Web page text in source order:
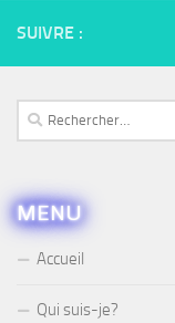
SUIVRE :
Rechercher :
MENU
Accueil
Qui suis-je?